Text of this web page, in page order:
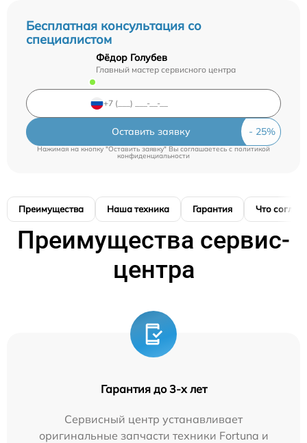
Бесплатная консультация со
специалистом
Фёдор Голубев
Главный мастер сервисного центра
Оставить заявку
Нажимая на кнопку "Оставить заявку" Вы соглашаетесь cполитикой
конфиденциальности
Преимущества Наша техника Гарантия Что
Преимущества сервис-
центра
Гарантия до 3-х лет
Сервисный центр устанавливает
оригинальные запчасти техники Fortuna и